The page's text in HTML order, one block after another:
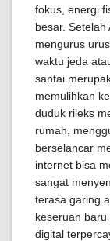
fokus, energi
besar.
mengurus
waktu jeda
santai
memulihkan
duduk rileks
rumah,
berselancar
internet bisa
sangat
terasa garing
keseruan
digital